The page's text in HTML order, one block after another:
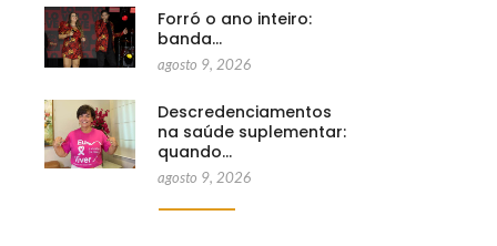
Forró o ano inteiro:
banda…
agosto 9, 2026
Descredenciamentos
na saúde suplementar:
quando…
agosto 9, 2026